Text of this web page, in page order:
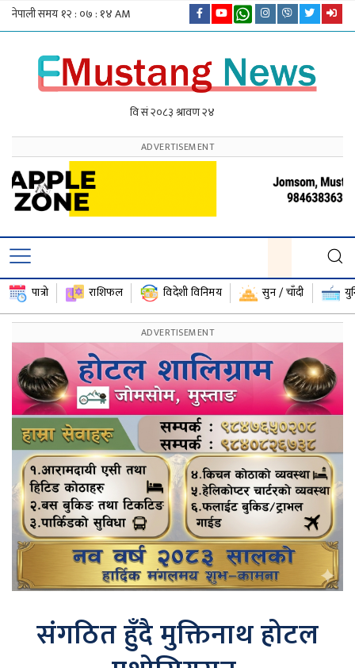
पात्रो राशिफल विदेशी विनिमय सुन / चाँदी
संगठित हुँदै मुक्तिनाथ होटल